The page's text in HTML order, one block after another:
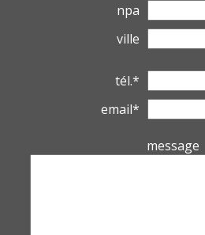
npa
ville
tél.*
email*
message